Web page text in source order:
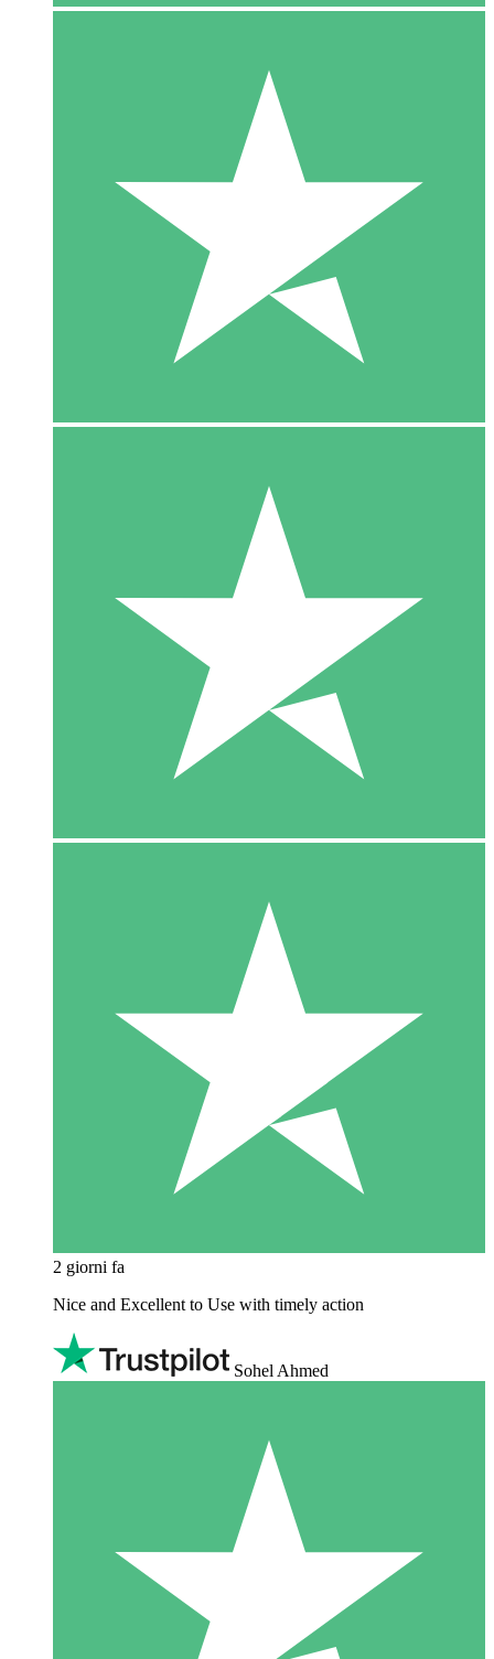
2 giorni fa
Nice and Excellent to Use with timely action
Sohel Ahmed